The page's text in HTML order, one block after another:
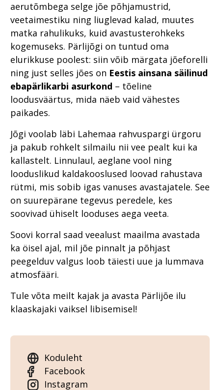
aerutõmbega selge jõe põhjamustrid,
veetaimestiku ning liuglevad kalad, muutes
matka rahulikuks, kuid avastusterohkeks
kogemuseks. Pärlijõgi on tuntud oma
elurikkuse poolest: siin võib märgata jõeforelli
ning just selles jões on Eestis ainsana säilinud
ebapärlikarbi asurkond – tõeline
loodusväärtus, mida näeb vaid vähestes
paikades.
Jõgi voolab läbi Lahemaa rahvuspargi ürgoru
ja pakub rohkelt silmailu nii vee pealt kui ka
kallastelt. Linnulaul, aeglane vool ning
looduslikud kaldakooslused loovad rahustava
rütmi, mis sobib igas vanuses avastajatele. See
on suurepärane tegevus peredele, kes
soovivad ühiselt looduses aega veeta.
Soovi korral saad veealust maailma avastada
ka öisel ajal, mil jõe pinnalt ja põhjast
peegelduv valgus loob täiesti uue ja lummava
atmosfääri.
Tule võta meilt kajak ja avasta Pärlijõe ilu
klaaskajaki vaiksel libisemisel!
Koduleht
Facebook
Instagram